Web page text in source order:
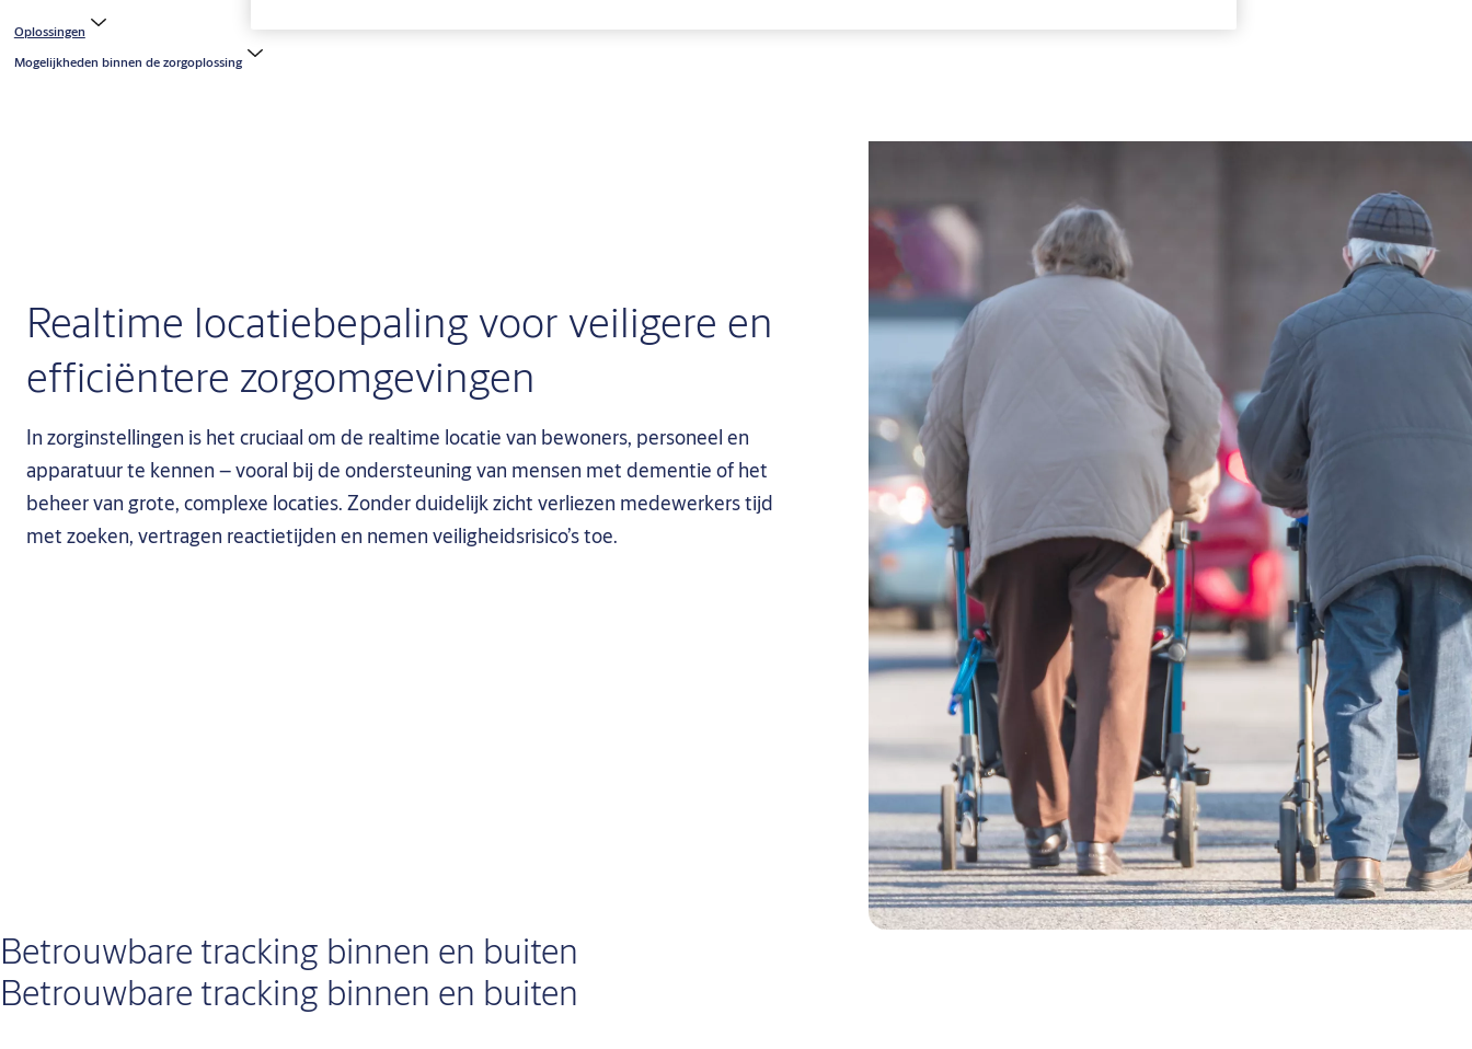
Oplossingen
Mogelijkheden binnen de zorgoplossing
Realtime locatiebepaling voor veiligere en
efficiëntere zorgomgevingen
In zorginstellingen is het cruciaal om de realtime locatie van bewoners, personeel en
apparatuur te kennen – vooral bij de ondersteuning van mensen met dementie of het
beheer van grote, complexe locaties. Zonder duidelijk zicht verliezen medewerkers tijd
met zoeken, vertragen reactietijden en nemen veiligheidsrisico’s toe.
Betrouwbare tracking binnen en buiten
Betrouwbare tracking binnen en buiten